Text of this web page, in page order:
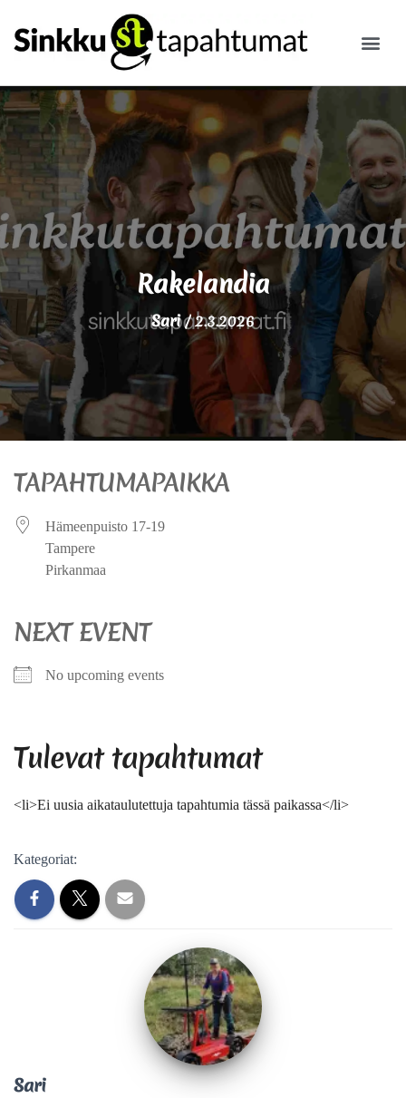
Rakelandia
Sari/2.3.2026
TAPAHTUMAPAIKKA
Hämeenpuisto 17-19
Tampere
Pirkanmaa
NEXT EVENT
No upcoming events
Tulevat tapahtumat
<li>Ei uusia aikataulutettuja tapahtumia tässä paikassa</li>
Kategoriat:
Sari